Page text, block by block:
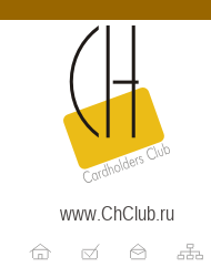
www.ChClub.ru